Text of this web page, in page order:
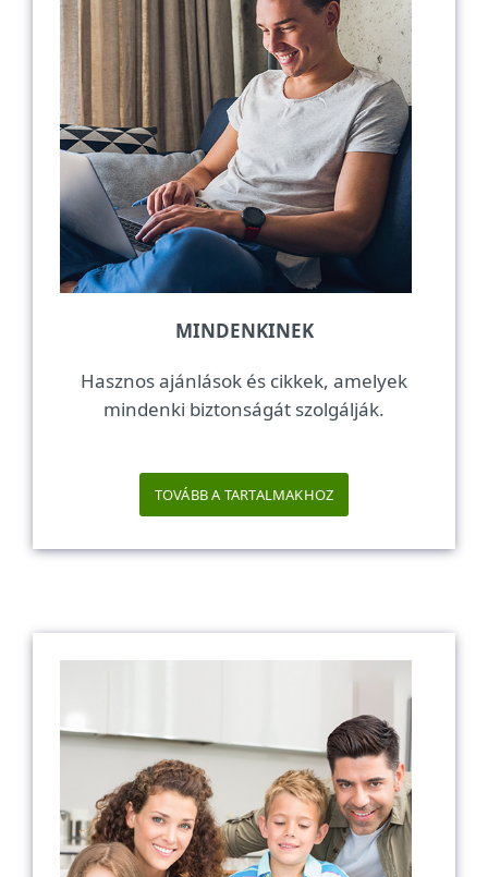
MINDENKINEK
Hasznos ajánlások és cikkek, amelyek
mindenki biztonságát szolgálják.
TOVÁBB A TARTALMAKHOZ